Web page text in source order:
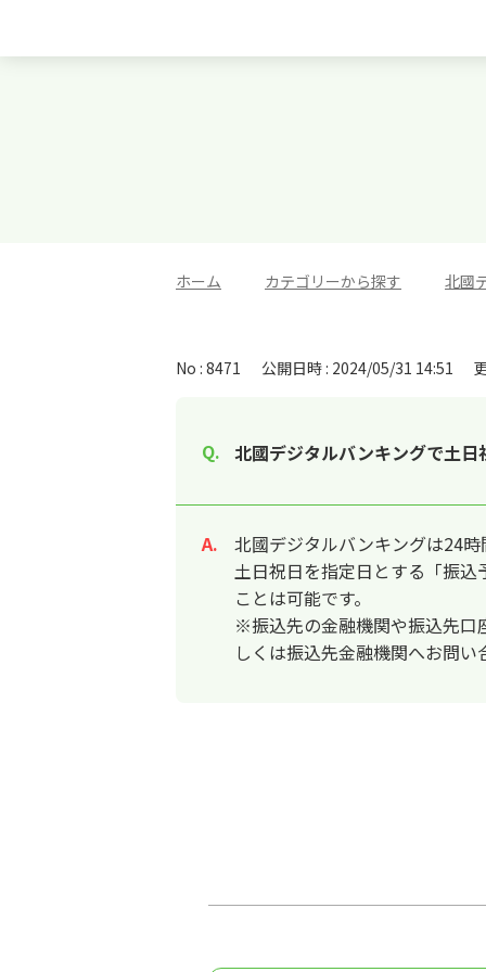
ホーム カテゴリーから探す 北國
No : 8471 公開日時 : 2024/05/31 14:51
北國デジタルバンキングで土
回答
北國デジタルバンキングは24
土日祝日を指定日とする「振
ことは可能です。
※振込先の金融機関や振込先口
しくは振込先金融機関へお問い